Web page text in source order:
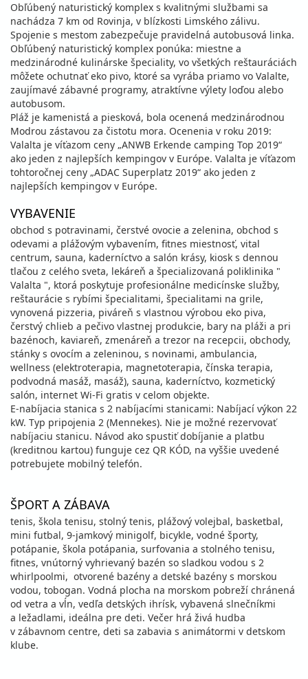
Obľúbený naturistický komplex s kvalitnými službami sa
nachádza 7 km od Rovinja, v blízkosti Limského zálivu.
Spojenie s mestom zabezpečuje pravidelná autobusová linka.
Obľúbený naturistický komplex ponúka: miestne a
medzinárodné kulinárske špeciality, vo všetkých reštauráciách
môžete ochutnať eko pivo, ktoré sa vyrába priamo vo Valalte,
zaujímavé zábavné programy, atraktívne výlety loďou alebo
autobusom.
Pláž je kamenistá a piesková, bola ocenená medzinárodnou
Modrou zástavou za čistotu mora. Ocenenia v roku 2019:
Valalta je víťazom ceny „ANWB Erkende camping Top 2019“
ako jeden z najlepších kempingov v Európe. Valalta je víťazom
tohtoročnej ceny „ADAC Superplatz 2019“ ako jeden z
najlepších kempingov v Európe.
VYBAVENIE
obchod s potravinami, čerstvé ovocie a zelenina, obchod s
odevami a plážovým vybavením, fitnes miestnosť, vital
centrum, sauna, kaderníctvo a salón krásy, kiosk s dennou
tlačou z celého sveta, lekáreň a špecializovaná poliklinika "
Valalta ", ktorá poskytuje profesionálne medicínske služby,
reštaurácie s rybími špecialitami, špecialitami na grile,
vynovená pizzeria, piváreň s vlastnou výrobou eko piva,
čerstvý chlieb a pečivo vlastnej produkcie, bary na pláži a pri
bazénoch, kaviareň, zmenáreň a trezor na recepcii, obchody,
stánky s ovocím a zeleninou, s novinami, ambulancia,
wellness (elektroterapia, magnetoterapia, čínska terapia,
podvodná masáž, masáž), sauna, kaderníctvo, kozmetický
salón, internet Wi-Fi gratis v celom objekte.
E-nabíjacia stanica s 2 nabíjacími stanicami: Nabíjací výkon 22
kW. Typ pripojenia 2 (Mennekes). Nie je možné rezervovať
nabíjaciu stanicu. Návod ako spustiť dobíjanie a platbu
(kreditnou kartou) funguje cez QR KÓD, na vyššie uvedené
potrebujete mobilný telefón.
ŠPORT A ZÁBAVA
tenis, škola tenisu, stolný tenis, plážový volejbal, basketbal,
mini futbal, 9-jamkový minigolf, bicykle, vodné športy,
potápanie, škola potápania, surfovania a stolného tenisu,
fitnes, vnútorný vyhrievaný bazén so sladkou vodou s 2
whirlpoolmi, otvorené bazény a detské bazény s morskou
vodou, tobogan. Vodná plocha na morskom pobreží chránená
od vetra a vĺn, vedľa detských ihrísk, vybavená slnečníkmi
a ležadlami, ideálna pre deti. Večer hrá živá hudba
v zábavnom centre, deti sa zabavia s animátormi v detskom
klube.